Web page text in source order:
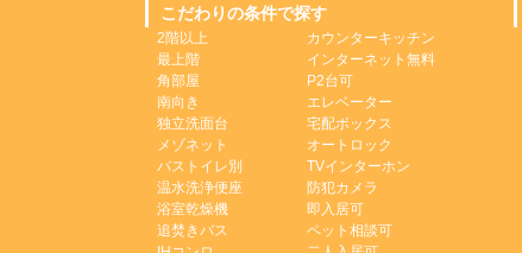
こだわりの条件で探す
2階以上
最上階
角部屋
南向き
独立洗面台
メゾネット
バストイレ別
温水洗浄便座
浴室乾燥機
追焚きバス
カウンターキッチン
インターネット無料
P2台可
エレベーター
宅配ボックス
オートロック
TVインターホン
防犯カメラ
即入居可
ペット相談可